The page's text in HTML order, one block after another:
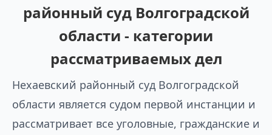
районный суд Волгоградской
области - категории
рассматриваемых дел
Нехаевский районный суд Волгоградской
области является судом первой инстанции и
рассматривает все уголовные, гражданские и